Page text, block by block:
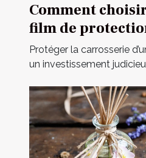
Comment
film de
votre véhicule ?
Protéger la carrosserie
un investissement